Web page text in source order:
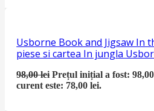
Usborne Book and Jigsaw In
piese si cartea In jungla
98,00lei Prețul inițial a fost:
curent este: 78,00 lei.